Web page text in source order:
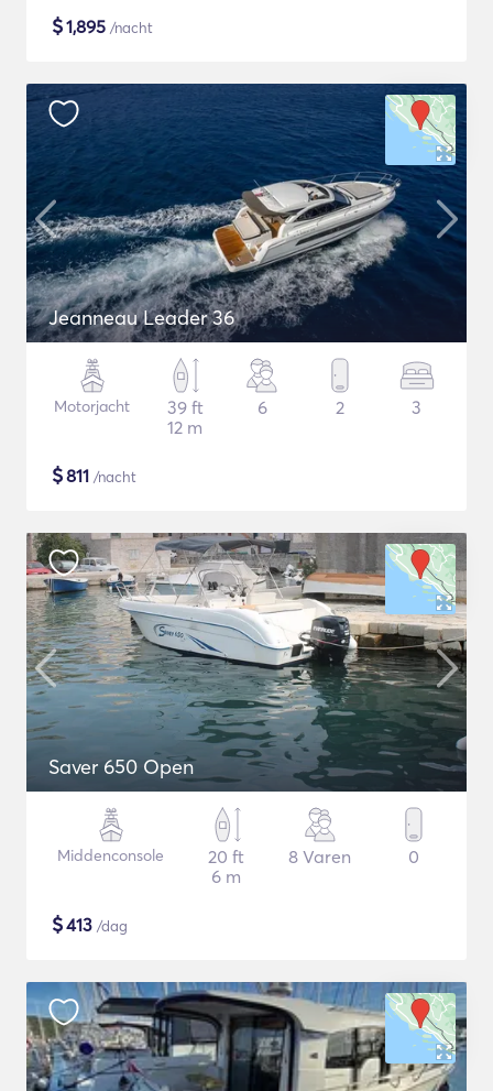
$1,895 /nacht
Jeanneau Leader 36
Motorjacht
39 ft
12 m
6 2 3
$811 /nacht
Saver 650 Open
Middenconsole
20 ft
6 m
8 Varen 0
$413 /dag